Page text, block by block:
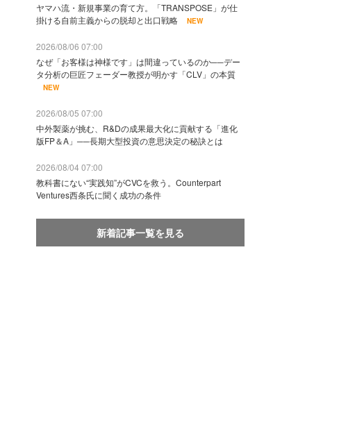
ヤマハ流・新規事業の育て方。「TRANSPOSE」が仕
掛ける自前主義からの脱却と出口戦略
NEW
2026/08/06 07:00
なぜ「お客様は神様です」は間違っているのか──デー
タ分析の巨匠フェーダー教授が明かす「CLV」の本質
NEW
2026/08/05 07:00
中外製薬が挑む、R&Dの成果最大化に貢献する「進化
版FP＆A」──長期大型投資の意思決定の秘訣とは
2026/08/04 07:00
教科書にない“実践知”がCVCを救う。Counterpart
Ventures西条氏に聞く成功の条件
新着記事一覧を見る